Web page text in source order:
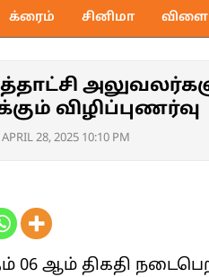
க்ரைம் சினிமா
விழிப்புணர்வு
APRIL 28, 2025 10:10 PM
06 ஆம் திகதி